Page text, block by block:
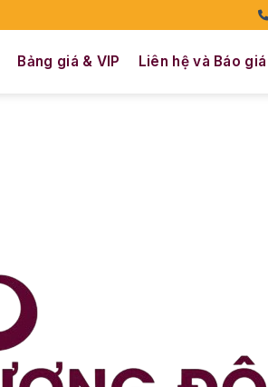
Bảng giá & VIP Liên hệ và Báo giá